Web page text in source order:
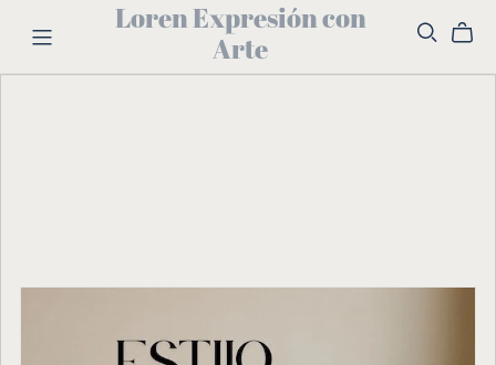
Loren Expresión con
Arte